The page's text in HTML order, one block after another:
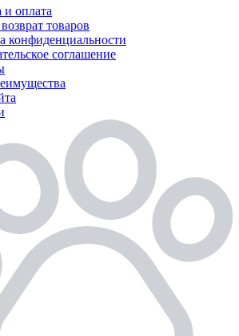
и оплата
товаров
конфиденциальности
соглашение